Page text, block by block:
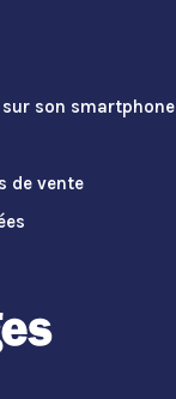
son smartphone
de vente